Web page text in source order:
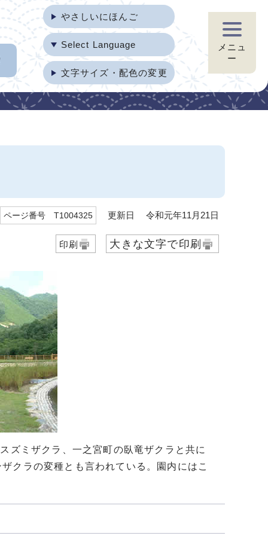
やさしいにほんご
Select Language
文字サイズ・配色の変更
メニュ
ー
ページ番号 T1004325 更新日 令和元年11月21日
印刷 大きな文字で印刷
ズミザクラ、一之宮町の臥竜ザクラと共に
クラの変種とも言われている。園内にはこ